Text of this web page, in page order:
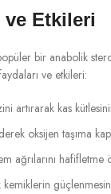
ve Etkileri
bir anabolik
ve etkileri:
artırarak kas
oksijen taşıma
ağrılarını